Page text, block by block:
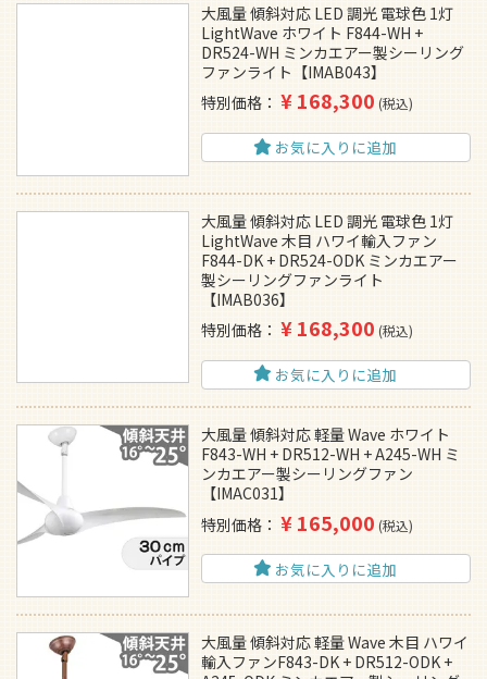
大風量 傾斜対応 LED 調光 電球色 1灯
LightWave ホワイト F844-WH +
DR524-WH ミンカエアー製シーリング
ファンライト【IMAB043】
特別価格
¥168,300 税込
お気に入りに追加
大風量 傾斜対応 LED 調光 電球色 1灯
LightWave 木目 ハワイ輸入ファン
F844-DK + DR524-ODK ミンカエアー
製シーリングファンライト
【IMAB036】
特別価格
¥168,300 税込
お気に入りに追加
大風量 傾斜対応 軽量 Wave ホワイト
F843-WH + DR512-WH + A245-WH ミ
ンカエアー製シーリングファン
【IMAC031】
特別価格
¥165,000 税込
お気に入りに追加
大風量 傾斜対応 軽量 Wave 木目 ハワイ
輸入ファンF843-DK + DR512-ODK +